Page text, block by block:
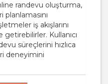
randevu oluşturma,
iş akışlarını
Kullanıcı
süreçlerini hızlıca
deneyimini